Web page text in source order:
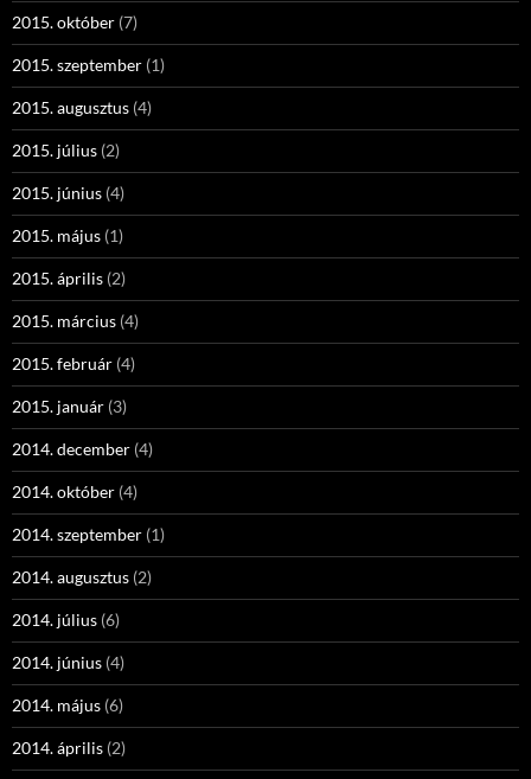
2015. október (7)
2015. szeptember (1)
2015. augusztus (4)
2015. július (2)
2015. június (4)
2015. május (1)
2015. április (2)
2015. március (4)
2015. február (4)
2015. január (3)
2014. december (4)
2014. október (4)
2014. szeptember (1)
2014. augusztus (2)
2014. július (6)
2014. június (4)
2014. május (6)
2014. április (2)